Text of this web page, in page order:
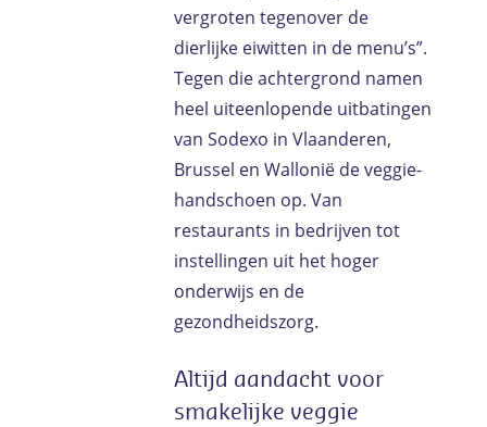
vergroten tegenover de
dierlijke eiwitten in de menu’s”.
Tegen die achtergrond namen
heel uiteenlopende uitbatingen
van Sodexo in Vlaanderen,
Brussel en Wallonië de veggie-
handschoen op. Van
restaurants in bedrijven tot
instellingen uit het hoger
onderwijs en de
gezondheidszorg.
Altijd aandacht voor
smakelijke veggie